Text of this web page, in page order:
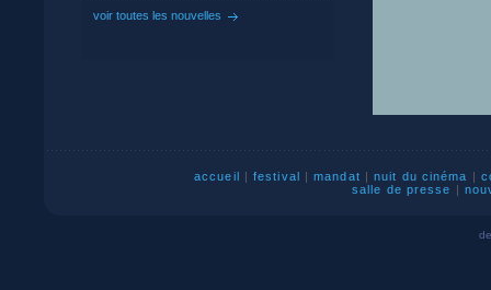
voir toutes les nouvelles
accueil |festival |mandat |nuit du cinéma |
salle de presse |